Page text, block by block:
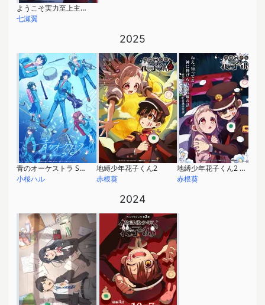
ようこそ実力至上主義の教室へ 4th Season 2年生編1学期
七瀬翼
2025
青のオーケストラ Season 2
小桜ハル
地縛少年花子くん2
赤根葵
地縛少年花子くん2 後編
赤根葵
2024